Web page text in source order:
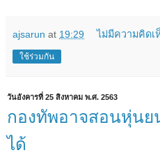
ajsarun at 19:29 ไม่มีความคิดเ
ใช้ร่วมกัน
วันอังคารที่ 25 สิงหาคม พ.ศ. 2563
กองทัพอาจสอนหุ่น
ได้